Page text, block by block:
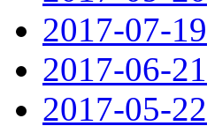
2017-07-19
2017-06-21
2017-05-22